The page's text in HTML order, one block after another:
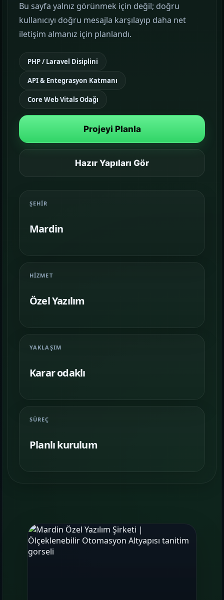
Google Reklam Yönetimi
Sosyal Medya Yönetimi
MARKA İLETIŞIMI
03 Temalar
Sektörünüze uygun hazır yapı ve demo
04 Paketler
Kurulum, içerik ve teslim kapsamını daha net
İletişim
Bu sayfa yalnız görünmek için değil; doğru
kullanıcıyı doğru mesajla karşılayıp daha net
iletişim almanız için planlandı.
PHP / Laravel Disiplini
API & Entegrasyon Katmanı
Core Web Vitals Odağı
Projeyi Planla
Hazır Yapıları Gör
ŞEHIR
Mardin
HIZMET
Özel Yazılım
YAKLAŞIM
Karar odaklı
SÜREÇ
Planlı kurulum